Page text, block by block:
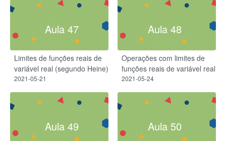
Aula 47
Limites de funções reais de
variável real (segundo Heine)
2021-05-21
Aula 48
Operações com limites de
funções reais de variável real
2021-05-24
Aula 49 Aula 50